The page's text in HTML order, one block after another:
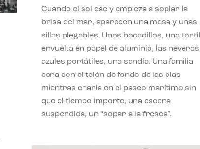
Cuando el sol cae y empieza a soplar la
brisa del mar, aparecen una mesa y unas
sillas plegables. Unos bocadillos, una
envuelta en papel de aluminio, las neveras
azules portátiles, una sandía. Una familia
cena con el telón de fondo de las olas
mientras charla en el paseo marítimo sin
que el tiempo importe, una escena
suspendida, un “sopar a la fresca”.